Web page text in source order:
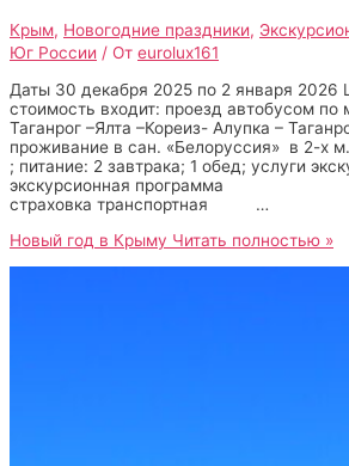
Крым, Новогодние праздники,
Юг России / От eurolux161
Даты 30 декабря 2025 по 2 января 2026
стоимость входит: проезд автобусом
Таганрог –Ялта –Кореиз- Алупка –
проживание в сан. «Белоруссия» в 2-х
; питание: 2 завтрака; 1 обед; услуги
экскурсионная
страховка транспортная​ …
Новый год в Крыму Читать полностью »